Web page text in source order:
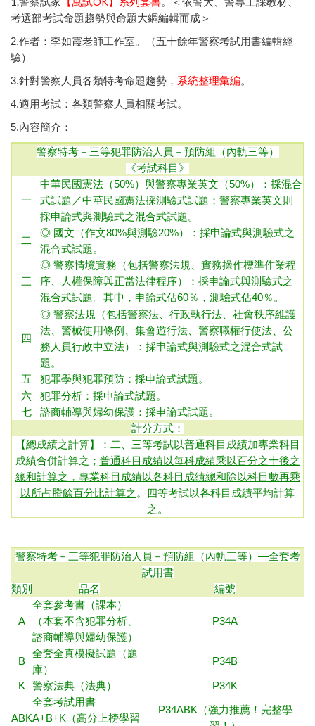
考選部考試命題趨勢與命題大綱編輯而成＞
2.作者：李如霞老師工作室。（五十餘年警察考試用書編輯經
驗）
3.針對警察人員各類特考命題趨勢， 系統整理彙編。
4.適用考試：各類警察人員相關考試。
5.內容簡介：
警察特考－三等犯罪防治人員－預防組（內軌三等）
《考試科目》
一
中華民國憲法（50%）與警察專業英文（50%）：採混合
式試題／中華民國憲法採測驗式試題；警察專業英文則
採申論式與測驗式之混合式試題。
二
◎ 國文（作文80%與測驗20%）：採申論式與測驗式之
混合式試題 。
三
◎ 警察情境實務（包括警察法規、實務操作標準作業程
序、人權保障與正當法律程序）：採申論式與測驗式之
混合式試題。 其中，申論式佔60％，測驗式佔40％。
四
◎ 警察法規（包括警察法、行政執行法、社會秩序維護
法、警械使用條例、集會遊行法、警察職權行使法、公
務人員行政中立法）：採申論式與測驗式之混合式試
題。
五
犯罪學與犯罪預防： 採申論式試題。
六
犯罪分析：採申論式試題。
七
諮商輔導與婦幼保護： 採申論式試題。
計分方式：
【總成績之計算】：二、三等考試以普通科目成績加專業科目
成績合併計算之； 普通科目成績以每科成績乘以百分之十後之
總和計算之，專業科目成績以各科目成績總和除以科目數再乘
以所占賸餘百分比計算之 。四等考試以各科目成績平均計算
之。
警察特考－三等犯罪防治人員－預防組（內軌三等） —全套考
試用書
類別
品名 編號
A
全套參考書（課本）
（本套不含犯罪分析、
諮商輔導與婦幼保護）
P34A
B
全套全真模擬試題（題
庫）
P34B
K 警察法典（法典） P34K
ABK
全套考試用書
A+B+K（高分上榜學習
P34ABK（強力推薦！完整學